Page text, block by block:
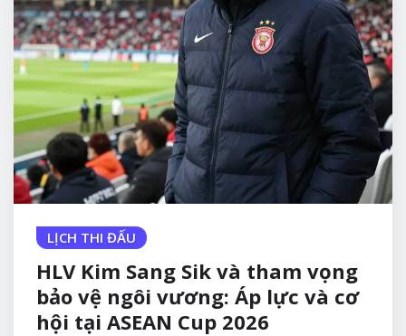
LỊCH THI ĐẤU
HLV Kim Sang Sik và tham vọng
bảo vệ ngôi vương: Áp lực và cơ
hội tại ASEAN Cup 2026